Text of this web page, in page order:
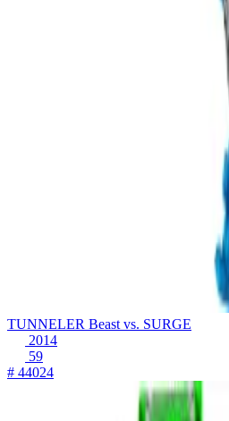
TUNNELER Beast vs. SURGE
2014
59
# 44024